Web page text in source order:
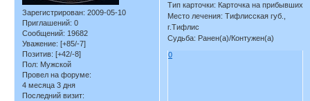
Зарегистрирован: 2009-05-10
Приглашений: 0
Сообщений: 19682
Уважение: [+85/-7]
Позитив: [+42/-8]
Пол: Мужской
Провел на форуме:
4 месяца 3 дня
Последний визит:
Тип карточки: Карточка на прибывших
Место лечения: Тифлисская губ.,
г.Тифлис
Судьба: Ранен(а)/Контужен(а)
0